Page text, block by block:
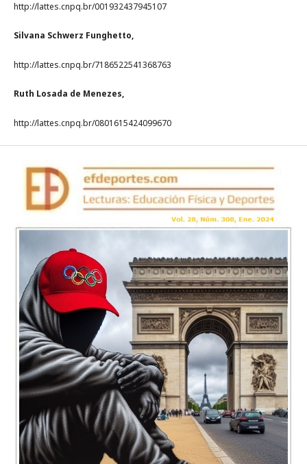
http://lattes.cnpq.br/001932437945107
Silvana Schwerz Funghetto,
http://lattes.cnpq.br/7186522541368763
Ruth Losada de Menezes,
http://lattes.cnpq.br/0801615424099670